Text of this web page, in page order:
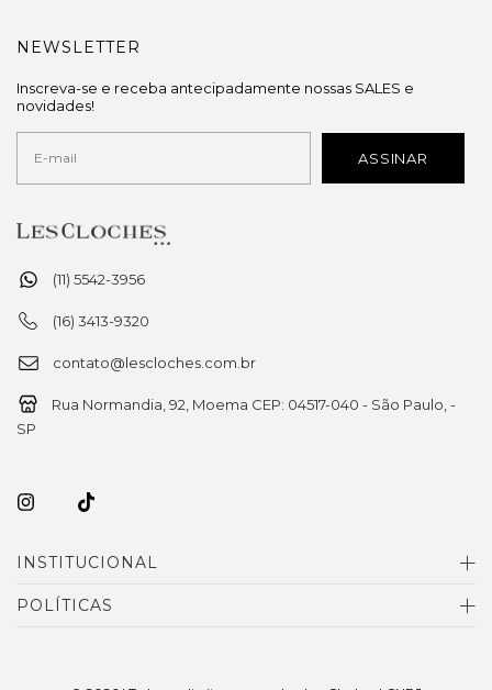
(11) 5542-3956
(16) 3413-9320
contato@lescloches.com.br
Rua Normandia, 92, Moema CEP: 04517-040 - São Paulo, -
SP
INSTITUCIONAL
POLÍTICAS
NEWSLETTER
Inscreva-se e receba antecipadamente nossas SALES e
novidades!